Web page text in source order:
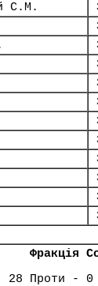
С.М.
Фракція
28 Проти - 0